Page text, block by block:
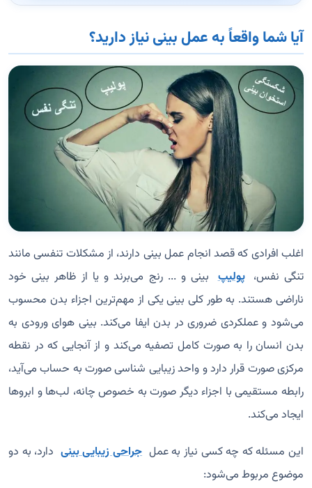
آیا شما واقعاً به عمل بینی نیاز دارید؟
اغلب افرادی که قصد انجام عمل بینی دارند، از مشکلات تنفسی مانند
تنگی نفس، پولیپ بینی و ... رنج می‌برند و یا از ظاهر بینی خود
ناراضی هستند. به طور کلی بینی یکی از مهم‌ترین اجزاء بدن محسوب
می‌شود و عملکردی ضروری در بدن ایفا می‌کند. بینی هوای ورودی به
بدن انسان را به صورت کامل تصفیه می‌کند و از آنجایی که در نقطه
مرکزی صورت قرار دارد و واحد زیبایی شناسی صورت به حساب می‌آید،
رابطه مستقیمی با اجزاء دیگر صورت به خصوص چانه، لب‌ها و ابرو‌ها
ایجاد می‌کند.
این مسئله که چه كسی نیاز به عمل جراحی زیبایی بینی دارد، به دو
موضوع مربوط می‌شود: